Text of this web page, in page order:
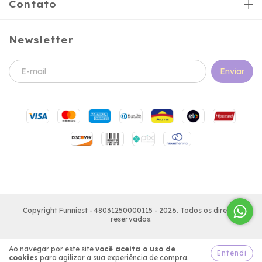
Ao navegar por este site você aceita o uso de
cookies para agilizar a sua experiência de compra.
Entendi
Contato
Newsletter
Copyright Funniest - 48031250000115 - 2026. Todos os direitos
reservados.